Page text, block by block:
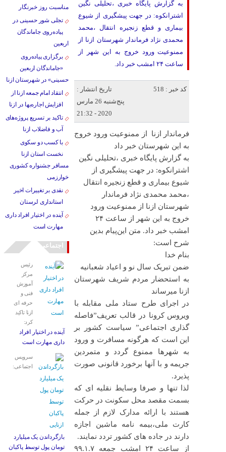
به گزارش پایگاه خبری ،تحلیلی نگین
اشترانکوه: در جهت پیشگیری از شیوع
بیماری و قطع زنجیره انتقال ،محمد
محمدی نژاد فرماندار شهرستان ازنا از
ممنوعیت ورود خروج به این شهر از
ساعت ۲۴ امشب خبر داد.
کد خبر : 518
تاریخ انتشار :
پنج‌شنبه 26 مارس
2020 - 21:32
فرماندار ازنا از ممنوعیت ورود خروج
به این شهرستان خبر داد
به گزارش پایگاه خبری ،تحلیلی نگین
اشترانکوه: در جهت پیشگیری از
شیوع بیماری و قطع زنجیره انتقال
،محمد محمدی نژاد فرماندار
شهرستان ازنا از ممنوعیت ورود
خروج به این شهر از ساعت ۲۴
امشب خبر داد. متن این‌پیام بدین
شرح است:
بنام خدا
ضمن تبریک سال نو و اعیاد شعبانیه
به استحضار مردم شریف شهرستان
ازنا میرساند
در اجرای طرح ستاد ملی مقابله با
ویروس کرونا در قالب تعریف”فاصله
گذاری اجتماعی” سیاست کشور بر
این است که هرگونه مسافرت و ورود
به شهرها ممنوع گردد و متمردین
جریمه و با آنها برخورد قانونی صورت
پذیرد.
لذا تنها و صرفا وسایط نقلیه ای که
بسمت مقصد محل سکونت در حرکت
هستند با ارائه مدارک لازم از جمله
کارت ملی،بیمه نامه ماشین اجازه
دارند در جاده های کشور تردد نمایند.
از ساعت ۲۴ امشب جمعه ۹۹.۱.۷
مناسبت روز خبرنگار
تجلی شور حسینی در
پیاده‌روی جاماندگان
اربعین
برگزاری پیاده‌روی
«جاماندگان اربعین
حسینی» در شهرستان ازنا
انتقاد امام جمعه ازنا از
افزایش اجاره‌بها در ازنا
تاکید بر تسریع پروژه‌های
آب و فاضلاب ازنا
با کسب دو سکوی
نخست استان ازنا
مسافر جشنواره کشوری
خوارزمی
نقدی بر تغییرات اخیر
استانداری لرستان
آینده در اختیار افراد داری
مهارت است
اجتماعی
رئیس
مرکز
آموزش
فنی و
حرفه ای
ازنا تاکید
کرد:
آینده در اختیار افراد
داری مهارت است
سرویس
اجتماعی:
بازگرداندن یک میلیارد
تومان پول توسط پاکبان